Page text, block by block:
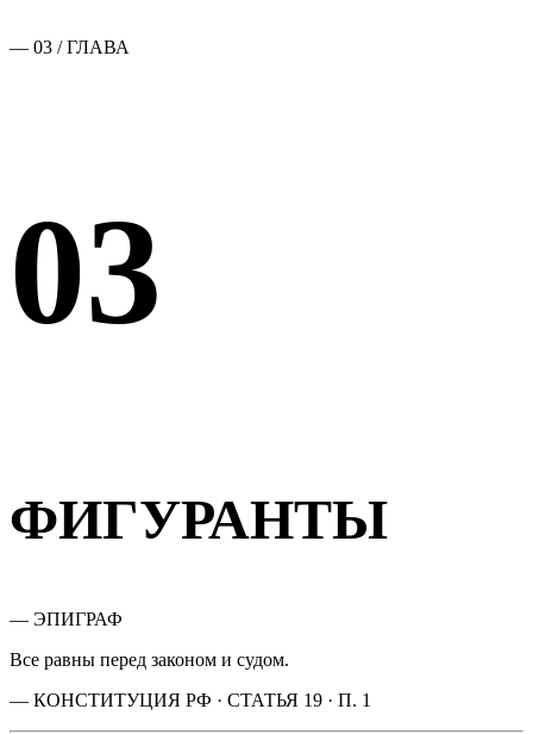
— 03 / ГЛАВА
03
ФИГУРАНТЫ
— ЭПИГРАФ
Все равны перед законом и судом.
— КОНСТИТУЦИЯ РФ · СТАТЬЯ 19 · П. 1